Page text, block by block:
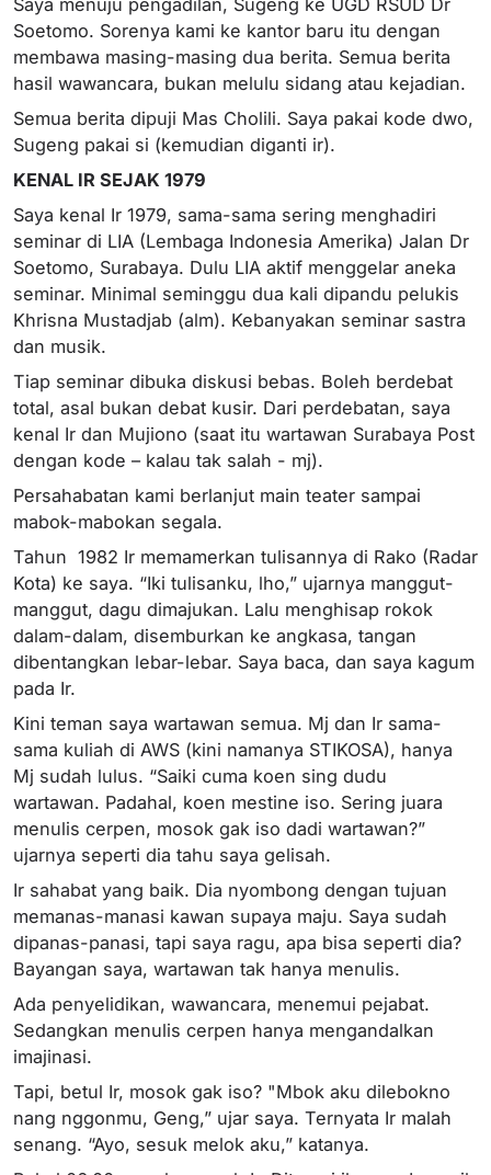
Soetomo. Sorenya kami ke kantor baru itu dengan
membawa masing-masing dua berita. Semua berita
hasil wawancara, bukan melulu sidang atau kejadian.
Semua berita dipuji Mas Cholili. Saya pakai kode dwo,
Sugeng pakai si (kemudian diganti ir).
KENAL IR SEJAK 1979
Saya kenal Ir 1979, sama-sama sering menghadiri
seminar di LIA (Lembaga Indonesia Amerika) Jalan Dr
Soetomo, Surabaya. Dulu LIA aktif menggelar aneka
seminar. Minimal seminggu dua kali dipandu pelukis
Khrisna Mustadjab (alm). Kebanyakan seminar sastra
dan musik.
Tiap seminar dibuka diskusi bebas. Boleh berdebat
total, asal bukan debat kusir. Dari perdebatan, saya
kenal Ir dan Mujiono (saat itu wartawan Surabaya Post
dengan kode – kalau tak salah - mj).
Persahabatan kami berlanjut main teater sampai
mabok-mabokan segala.
Tahun 1982 Ir memamerkan tulisannya di Rako (Radar
Kota) ke saya. “Iki tulisanku, lho,” ujarnya manggut-
manggut, dagu dimajukan. Lalu menghisap rokok
dalam-dalam, disemburkan ke angkasa, tangan
dibentangkan lebar-lebar. Saya baca, dan saya kagum
pada Ir.
Kini teman saya wartawan semua. Mj dan Ir sama-
sama kuliah di AWS (kini namanya STIKOSA), hanya
Mj sudah lulus. “Saiki cuma koen sing dudu
wartawan. Padahal, koen mestine iso. Sering juara
menulis cerpen, mosok gak iso dadi wartawan?”
ujarnya seperti dia tahu saya gelisah.
Ir sahabat yang baik. Dia nyombong dengan tujuan
memanas-manasi kawan supaya maju. Saya sudah
dipanas-panasi, tapi saya ragu, apa bisa seperti dia?
Bayangan saya, wartawan tak hanya menulis.
Ada penyelidikan, wawancara, menemui pejabat.
Sedangkan menulis cerpen hanya mengandalkan
imajinasi.
Tapi, betul Ir, mosok gak iso? "Mbok aku dilebokno
nang nggonmu, Geng,” ujar saya. Ternyata Ir malah
senang. “Ayo, sesuk melok aku,” katanya.